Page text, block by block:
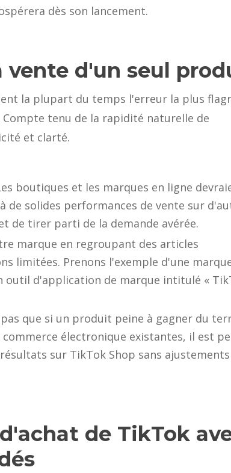
dès son lancement.
vente d'un seul
la plupart du temps l'erreur la plus
tenu de la rapidité naturelle de
et clarté.
boutiques et les marques en ligne
solides performances de vente sur
de tirer parti de la demande avérée.
marque en regroupant des articles
limitées. Prenons l'exemple d'une
outil d'application de marque intitulé «
que si un produit peine à gagner du
électronique existantes, il est
sur TikTok Shop sans ajustements
de TikTok